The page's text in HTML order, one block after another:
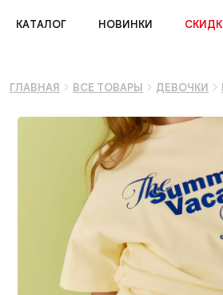
КАТАЛОГ НОВИНКИ
ГЛАВНАЯ ВСЕ ТОВАРЫ ДЕВОЧКИ